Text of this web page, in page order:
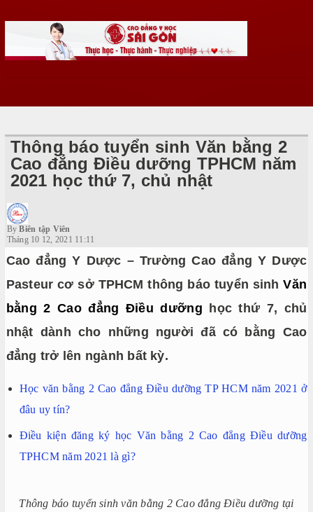
Thông báo tuyển sinh Văn bằng 2
Cao đẳng Điều dưỡng TPHCM năm
2021 học thứ 7, chủ nhật
ByBiên tập Viên
Tháng 10 12, 2021 11:11
Cao đẳng Y Dược – Trường Cao đẳng Y Dược
Pasteur cơ sở TPHCM thông báo tuyển sinhVăn
bằng 2 Cao đẳng Điều dưỡng học thứ 7, chủ
nhật dành cho những người đã có bằng Cao
đẳng trở lên ngành bất kỳ.
Học văn bằng 2 Cao đẳng Điều dưỡng TP HCM năm 2021 ở
đâu uy tín?
Điều kiện đăng ký học Văn bằng 2 Cao đẳng Điều dưỡng
TPHCM năm 2021 là gì?
Thông báo tuyển sinh văn bằng 2 Cao đẳng Điều dưỡng tại